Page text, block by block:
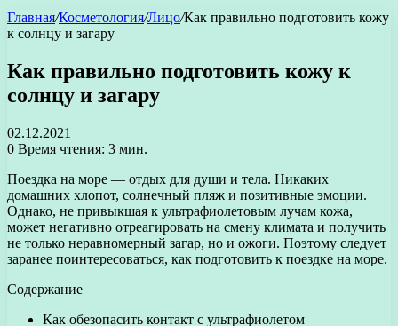
Главная/Косметология/Лицо/Как правильно подготовить кожу
к солнцу и загару
Как правильно подготовить кожу к
солнцу и загару
02.12.2021
0 Время чтения: 3 мин.
Поездка на море — отдых для души и тела. Никаких
домашних хлопот, солнечный пляж и позитивные эмоции.
Однако, не привыкшая к ультрафиолетовым лучам кожа,
может негативно отреагировать на смену климата и получить
не только неравномерный загар, но и ожоги. Поэтому следует
заранее поинтересоваться, как подготовить к поездке на море.
Содержание
Как обезопасить контакт с ультрафиолетом